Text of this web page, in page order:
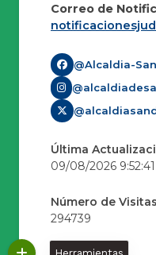
Correo de
@Alcaldia-
Última
09/08/2026 9:52:41
Número de
294739